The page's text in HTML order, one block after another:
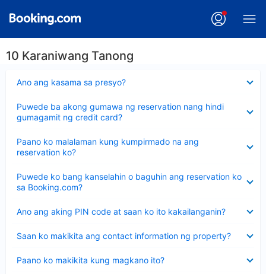
10 Karaniwang Tanong
Ano ang kasama sa presyo?
ang
Puwede ba akong gumawa ng reservation nang hindi
gumagamit ng credit card?
ang
sagot
Paano ko malalaman kung kumpirmado na ang
reservation ko?
ang
sagot
Puwede ko bang kanselahin o baguhin ang reservation ko
sa Booking.com?
ang
sagot
Ano ang aking PIN code at saan ko ito kakailanganin?
ang
Saan ko makikita ang contact information ng property?
ang
Paano ko makikita kung magkano ito?
ang